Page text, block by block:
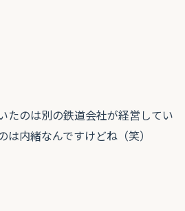
たのは別の鉄道会社が経営してい
内緒なんですけどね（笑）